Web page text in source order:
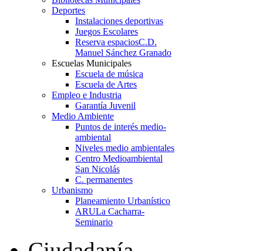
Deportes
Instalaciones deportivas
Juegos Escolares
Reserva espaciosC.D.
Manuel Sánchez Granado
Escuelas Municipales
Escuela de música
Escuela de Artes
Empleo e Industria
Garantía Juvenil
Medio Ambiente
Puntos de interés medio-
ambiental
Niveles medio ambientales
Centro Medioambiental
San Nicolás
C. permanentes
Urbanismo
Planeamiento Urbanístico
ARULa Cacharra-
Seminario